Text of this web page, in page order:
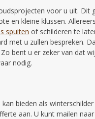
voor u uit. Dit
en kleine klussen.
spuiten of schilderen te
met u zullen bespreken.
bent u er zeker van dat
nodig.
bieden als winterschilder
aan. U kunt mailen naar